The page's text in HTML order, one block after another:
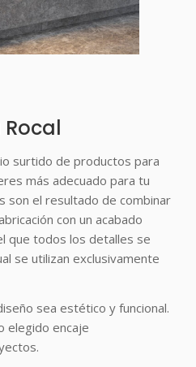
surtido de productos para
más adecuado para tu
son el resultado de combinar
con un acabado
que todos los detalles se
se utilizan exclusivamente
sea estético y funcional.
elegido encaje